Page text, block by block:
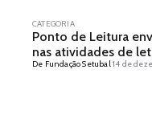
CATEGORIA
Ponto de Leitura
nas atividades de
De Fundação Setubal14 de